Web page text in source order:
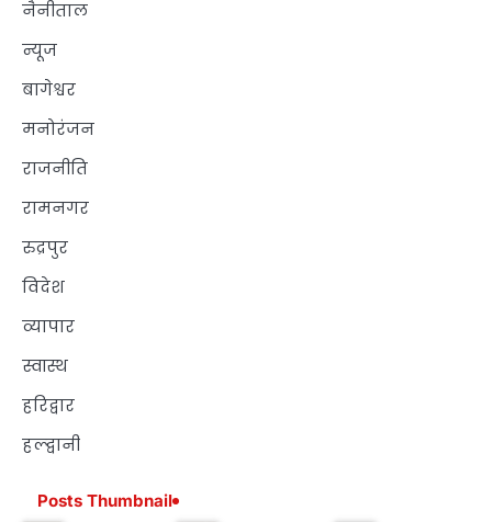
नैनीताल
न्यूज
बागेश्वर
मनोरंजन
राजनीति
रामनगर
रुद्रपुर
विदेश
व्यापार
स्वास्थ
हरिद्वार
हल्द्वानी
Posts Thumbnail